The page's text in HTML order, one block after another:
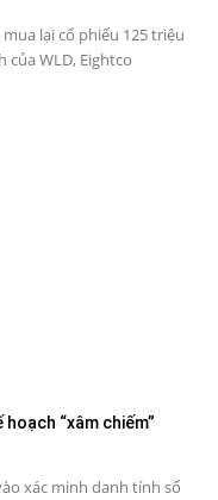
lại cổ phiếu 125 triệu
của WLD, Eightco
“xâm chiếm”
xác minh danh tính số